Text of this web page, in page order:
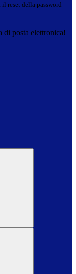
reset della password
di posta elettronica!